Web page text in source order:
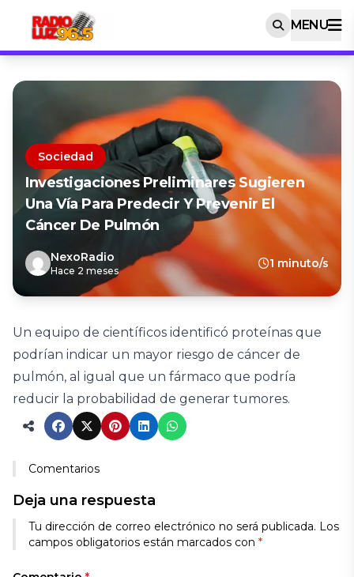
MENU
Sociedad
Investigaciones Preliminares Sugieren
Una Vía Para Predecir Y Prevenir El
Cáncer De Pulmón
NexoRadio
Hace 2 meses
1 minuto/s
Un equipo de científicos identificó proteínas que
podrían indicar un mayor riesgo de cáncer de
pulmón, al igual que un fármaco que podría
reducir la probabilidad de generar tumores.
Comentarios
Deja una respuesta
Tu dirección de correo electrónico no será publicada. Los
campos obligatorios están marcados con *